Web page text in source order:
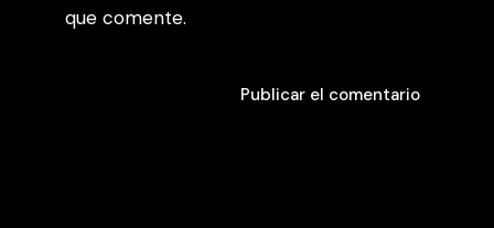
que comente.
Publicar el comentario